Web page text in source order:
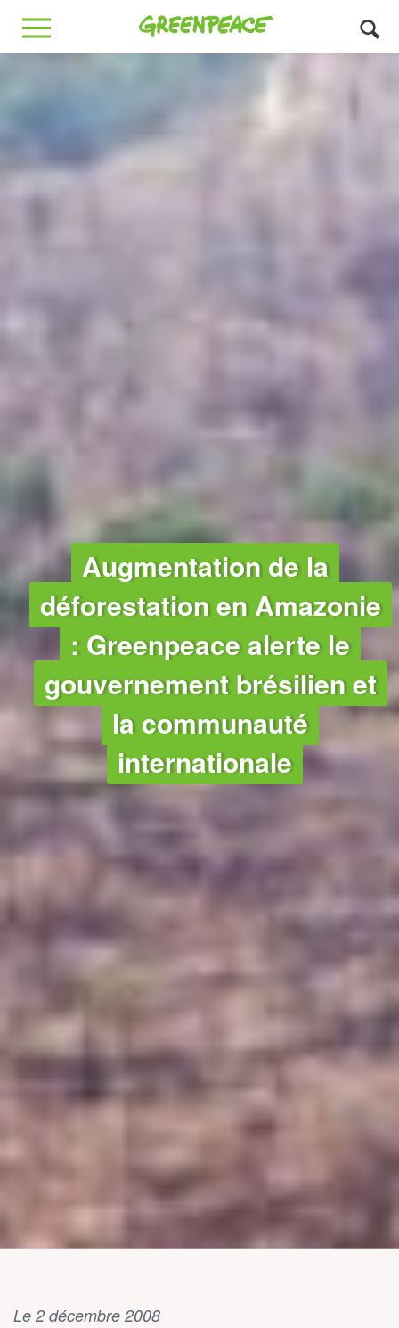
Greenpeace
MENU
FORÊTS
Augmentation de la
déforestation en Amazonie
: Greenpeace alerte le
gouvernement brésilien et
la communauté
internationale
Le 2 décembre 2008